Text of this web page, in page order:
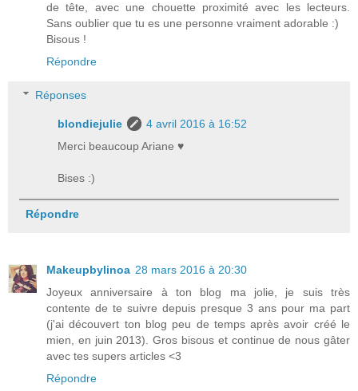
de tête, avec une chouette proximité avec les lecteurs.
Sans oublier que tu es une personne vraiment adorable :)
Bisous !
Répondre
Réponses
blondiejulie
4 avril 2016 à 16:52
Merci beaucoup Ariane ♥
Bises :)
Répondre
Makeupbylinoa 28 mars 2016 à 20:30
Joyeux anniversaire à ton blog ma jolie, je suis très
contente de te suivre depuis presque 3 ans pour ma part
(j'ai découvert ton blog peu de temps après avoir créé le
mien, en juin 2013). Gros bisous et continue de nous gâter
avec tes supers articles <3
Répondre